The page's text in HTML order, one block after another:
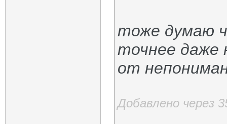
тоже думаю
точнее даже
от
Добавлено через